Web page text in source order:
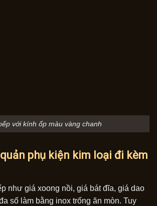
với kính ốp màu vàng chanh
phụ kiện kim loại đi kèm
như giá xoong nồi, giá bát đĩa, giá dao
số làm bằng inox trống ăn mòn. Tuy